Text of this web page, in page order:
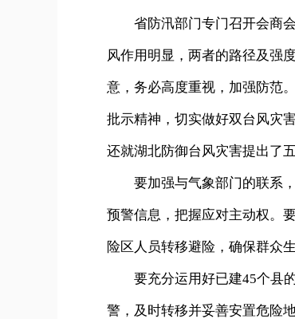
省防汛部门专门召开会商会
风作用明显，两者的路径及强
意，务必高度重视，加强防范
批示精神，切实做好双台风灾
还就湖北防御台风灾害提出了
要加强与气象部门的联系，
预警信息，把握应对主动权。
险区人员转移避险，确保群众生
要充分运用好已建45个县的
警，及时转移并妥善安置危险